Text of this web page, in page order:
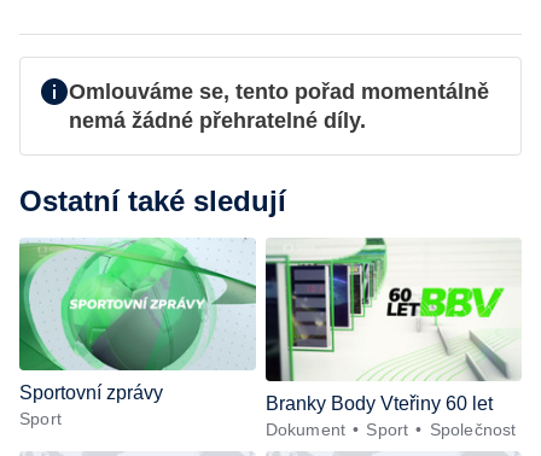
Omlouváme se, tento pořad momentálně
nemá žádné přehratelné díly.
Ostatní také sledují
Sportovní zprávy
Sport
Branky Body Vteřiny 60 let
Dokument Sport Společnost